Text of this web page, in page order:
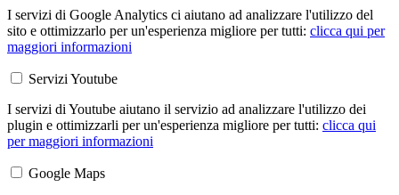
I servizi di Google Analytics ci aiutano ad analizzare l'utilizzo del
sito e ottimizzarlo per un'esperienza migliore per tutti: clicca qui per
maggiori informazioni
Servizi Youtube
I servizi di Youtube aiutano il servizio ad analizzare l'utilizzo dei
plugin e ottimizzarli per un'esperienza migliore per tutti: clicca qui
per maggiori informazioni
Google Maps